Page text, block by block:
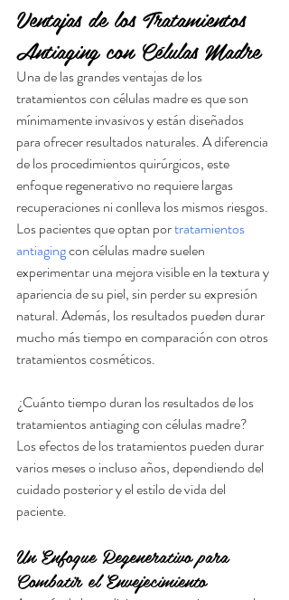
Ventajas de los Tratamientos
Antiaging con Células Madre
Una de las grandes ventajas de los
tratamientos con células madre es que son
mínimamente invasivos y están diseñados
para ofrecer resultados naturales. A diferencia
de los procedimientos quirúrgicos, este
enfoque regenerativo no requiere largas
recuperaciones ni conlleva los mismos riesgos.
Los pacientes que optan por tratamientos
antiaging con células madre suelen
experimentar una mejora visible en la textura y
apariencia de su piel, sin perder su expresión
natural. Además, los resultados pueden durar
mucho más tiempo en comparación con otros
tratamientos cosméticos.
tratamientos antiaging con células madre?
Los efectos de los tratamientos pueden durar
varios meses o incluso años, dependiendo del
cuidado posterior y el estilo de vida del
paciente.
Un Enfoque Regenerativo para
Combatir el Envejecimiento